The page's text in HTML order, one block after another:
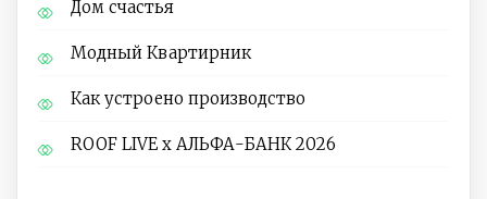
Дом счастья
Модный Квартирник
Как устроено производство
ROOF LIVE x АЛЬФА-БАНК 2026